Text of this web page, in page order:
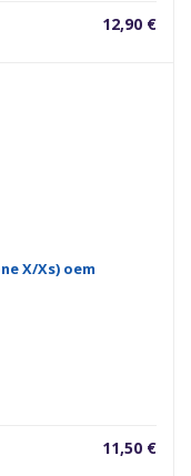
12,90 €
X/Xs) oem
11,50 €